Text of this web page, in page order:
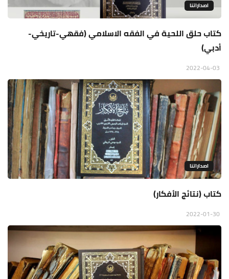
اصداراتنا
كتاب حلق اللحية في الفقه الاسلامي (فقهي-تاريخي-
أدبي)
اصداراتنا
كتاب (نتائج الأفكار)